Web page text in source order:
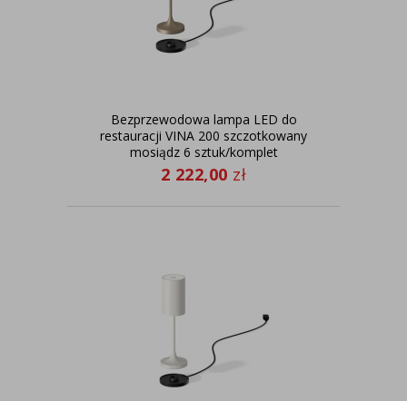
Bezprzewodowa lampa LED do
restauracji VINA 200 szczotkowany
mosiądz 6 sztuk/komplet
2 222,00 zł